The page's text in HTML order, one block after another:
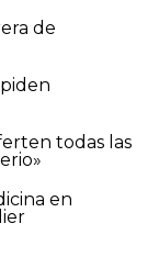
de
todas las
en